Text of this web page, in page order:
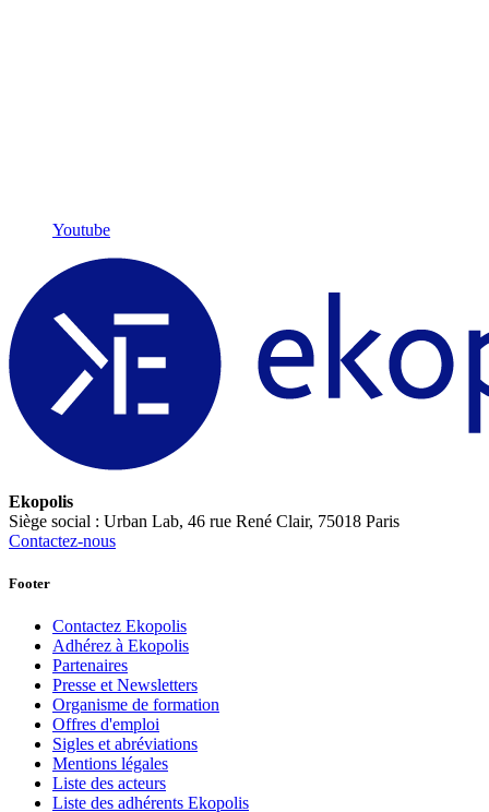
Youtube
Ekopolis
Siège social : Urban Lab, 46 rue René Clair, 75018 Paris
Contactez-nous
Footer
Contactez Ekopolis
Adhérez à Ekopolis
Partenaires
Presse et Newsletters
Organisme de formation
Offres d'emploi
Sigles et abréviations
Mentions légales
Liste des acteurs
Liste des adhérents Ekopolis